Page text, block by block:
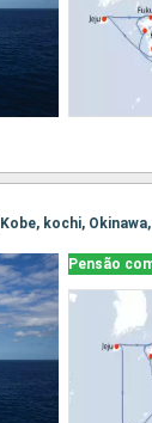
kochi,
Pensão